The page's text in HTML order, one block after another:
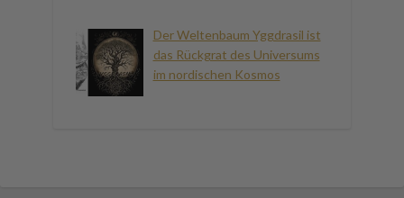
Der Weltenbaum Yggdrasil ist
das Rückgrat des Universums
im nordischen Kosmos